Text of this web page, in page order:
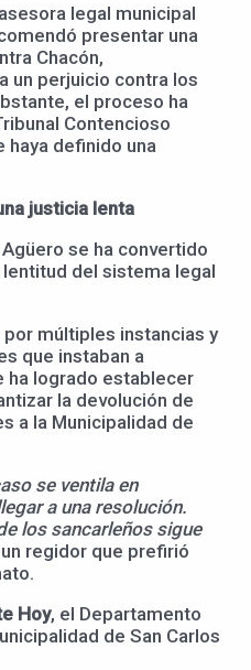
legal municipal
presentar una
Chacón,
un perjuicio contra los
el proceso ha
Contencioso
haya definido una
justicia lenta
se ha convertido
del sistema legal
múltiples instancias y
que instaban a
ha logrado establecer
la devolución de
a la Municipalidad de
se ventila en
a una resolución.
los sancarleños sigue
regidor que prefirió
Hoy, el Departamento
de San Carlos